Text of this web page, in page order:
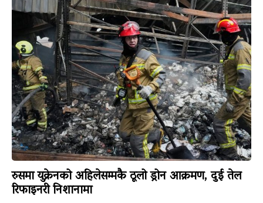
रुसमा युक्रेनको अहिलेसम्मकै ठूलो ड्रोन आक्रमण, दुई तेल
रिफाइनरी निशानामा